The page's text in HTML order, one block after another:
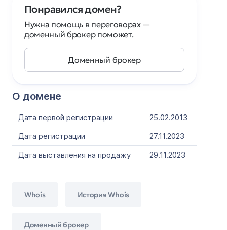
О домене
Дата первой регистрации
25.02.2013
Дата регистрации
27.11.2023
Дата выставления на продажу
29.11.2023
Whois История Whois
Доменный брокер
Понравился домен?
Нужна помощь в переговорах —
доменный брокер поможет.
Доменный брокер